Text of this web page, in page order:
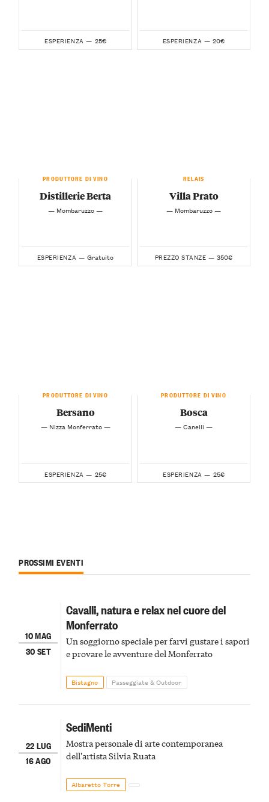
ESPERIENZA — 25€ ESPERIENZA — 20€
PRODUTTORE DI VINO
Distillerie Berta
— Mombaruzzo —
ESPERIENZA — Gratuito
RELAIS
Villa Prato
— Mombaruzzo —
PREZZO STANZE — 350€
PRODUTTORE DI VINO
Bersano
— Nizza Monferrato —
ESPERIENZA — 25€
PRODUTTORE DI VINO
Bosca
— Canelli —
ESPERIENZA — 25€
PROSSIMI EVENTI
10 MAG
30 SET
Cavalli, natura e relax nel cuore del
Monferrato
Un soggiorno speciale per farvi gustare i sapori
e provare le avventure del Monferrato
Bistagno Passeggiate & Outdoor
22 LUG
16 AGO
SediMenti
Mostra personale di arte contemporanea
dell'artista Silvia Ruata
Albaretto Torre